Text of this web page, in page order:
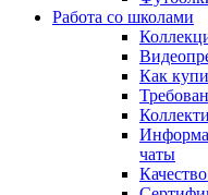
Работа со школами
Как
чаты